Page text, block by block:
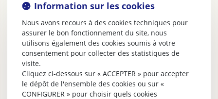
Information sur les cookies
Nous avons recours à des cookies techniques pour
assurer le bon fonctionnement du site, nous
utilisons également des cookies soumis à votre
consentement pour collecter des statistiques de
visite.
Cliquez ci-dessous sur « ACCEPTER » pour accepter
le dépôt de l'ensemble des cookies ou sur «
CONFIGURER » pour choisir quels cookies